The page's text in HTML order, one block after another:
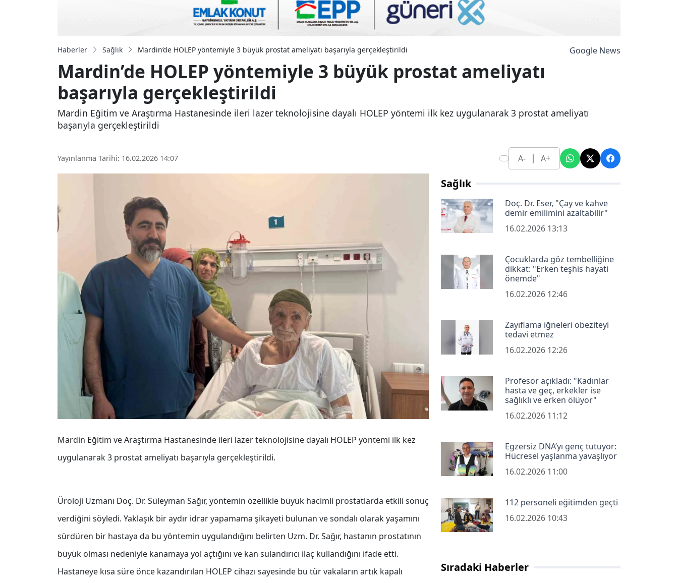
Haberler Sağlık Mardin’de HOLEP yöntemiyle 3 büyük prostat ameliyatı başarıyla gerçekleştirildi Google News
Mardin’de HOLEP yöntemiyle 3 büyük prostat ameliyatı
başarıyla gerçekleştirildi
Mardin Eğitim ve Araştırma Hastanesinde ileri lazer teknolojisine dayalı HOLEP yöntemi ilk kez uygulanarak 3 prostat ameliyatı
başarıyla gerçekleştirildi
Yayınlanma Tarihi: 16.02.2026 14:07 A- | A+
Mardin Eğitim ve Araştırma Hastanesinde ileri lazer teknolojisine dayalı HOLEP yöntemi ilk kez
uygulanarak 3 prostat ameliyatı başarıyla gerçekleştirildi.
Üroloji Uzmanı Doç. Dr. Süleyman Sağır, yöntemin özellikle büyük hacimli prostatlarda etkili sonuç
verdiğini söyledi. Yaklaşık bir aydır idrar yapamama şikayeti bulunan ve sondalı olarak yaşamını
sürdüren bir hastaya da bu yöntemin uygulandığını belirten Uzm. Dr. Sağır, hastanın prostatının
büyük olması nedeniyle kanamaya yol açtığını ve kan sulandırıcı ilaç kullandığını ifade etti.
Hastaneye kısa süre önce kazandırılan HOLEP cihazı sayesinde bu tür vakaların artık kapalı
Sağlık
Doç. Dr. Eser, "Çay ve kahve
demir emilimini azaltabilir"
16.02.2026 13:13
Çocuklarda göz tembelliğine
dikkat: "Erken teşhis hayati
önemde"
16.02.2026 12:46
Zayıflama iğneleri obeziteyi
tedavi etmez
16.02.2026 12:26
Profesör açıkladı: "Kadınlar
hasta ve geç, erkekler ise
sağlıklı ve erken ölüyor"
16.02.2026 11:12
Egzersiz DNA’yı genç tutuyor:
Hücresel yaşlanma yavaşlıyor
16.02.2026 11:00
112 personeli eğitimden geçti
16.02.2026 10:43
Sıradaki Haberler